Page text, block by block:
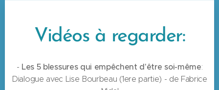
Vidéos à regarder:
- Les 5 blessures qui empêchent d'être soi-même:
Dialogue avec Lise Bourbeau (1ere partie) - de Fabrice